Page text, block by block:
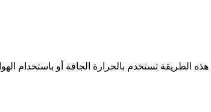
هذه الطريقة تستخدم بالحرارة الجافة أو باستخدام